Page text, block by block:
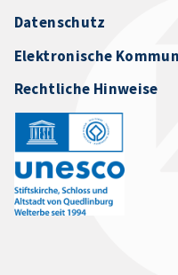
Datenschutz
Elektronische
Rechtliche Hinweise